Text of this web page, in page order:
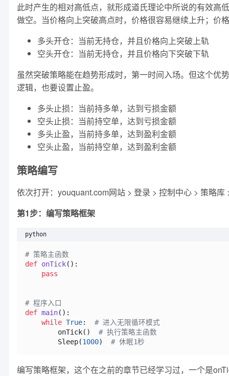
此时产生的相对高低点，就形成道氏理论中所说的有效
做空。当价格向上突破高点时，价格很容易继续上升；价
多头开仓：当前无持仓，并且价格向上突破上轨
空头开仓：当前无持仓，并且价格向下突破下轨
虽然突破策略能在趋势形成时，第一时间入场。但这个优
逻辑，也要设置止盈。
多头止损：当前持多单，达到亏损金额
空头止损：当前持空单，达到亏损金额
多头止盈，当前持多单，达到盈利金额
空头止盈，当前持空单，达到盈利金额
策略编写
依次打开：youquant.com网站 > 登录 > 控制中心 > 策略
第1步：编写策略框架
python
# 策略主函数
def onTick():
pass
# 程序入口
def main():
while True: # 进入无限循环模式
        onTick()
# 执行策略主函数
        Sleep(
1000) # 休眠1秒
编写策略框架，这个在之前的章节已经学习过，一个是